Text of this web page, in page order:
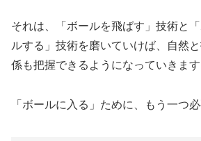
それは、「ボールを飛ばす」技術と
ルする」技術を磨いていけば、自然
係も把握できるようになっていきます
「ボールに入る」ために、もう一つ